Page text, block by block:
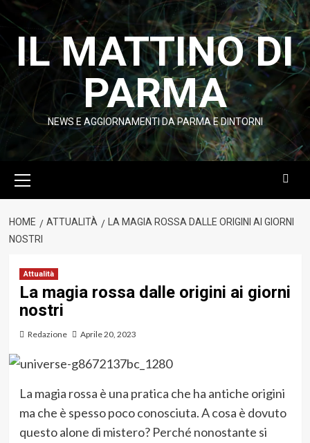
contenuto
IL MATTINO DI
PARMA
NEWS E AGGIORNAMENTI DA PARMA E DINTORNI
principale
HOME ATTUALITÀ
LA MAGIA ROSSA DALLE ORIGINI AI GIORNI
NOSTRI
Attualità
La magia rossa dalle origini ai giorni
nostri
Redazione Aprile 20, 2023
La magia rossa è una pratica che ha antiche origini
ma che è spesso poco conosciuta. A cosa è dovuto
questo alone di mistero? Perché nonostante si